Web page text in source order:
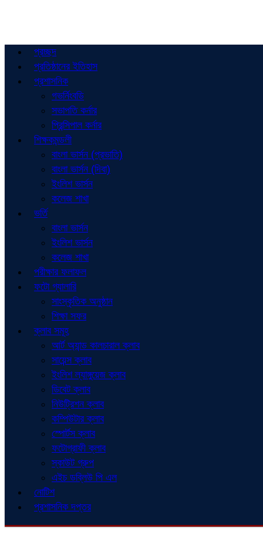
প্রচ্ছদ
প্রতিষ্ঠানের ইতিহাস
প্রশাসনিক
গভর্নিংবডি
সভাপতি কর্নার
প্রিন্সিপাল কর্নার
শিক্ষকমন্ডলী
বাংলা ভার্সন (প্রভাতি)
বাংলা ভার্সন (দিবা)
ইংলিশ ভার্সন
কলেজ শাখা
ভর্তি
বাংলা ভার্সন
ইংলিশ ভার্সন
কলেজ শাখা
পরীক্ষার ফলাফল
ফটো গ্যালারি
সাংস্কৃতিক অনুষ্ঠান
শিক্ষা সফর
ক্লাব সমূহ
আর্ট অ্যান্ড কালচারাল ক্লাব
সায়েন্স ক্লাব
ইংলিশ ল্যাঙ্গুয়েজ ক্লাব
ডিবেট ক্লাব
নিউট্রিশন ক্লাব
কম্পিউটার ক্লাব
স্পোর্টস ক্লাব
ফটোগ্রাফী ক্লাব
স্কাউট গ্রুপ
এইচ ডব্লিউ পি এল
নোটিশ
প্রশাসনিক দপ্তর